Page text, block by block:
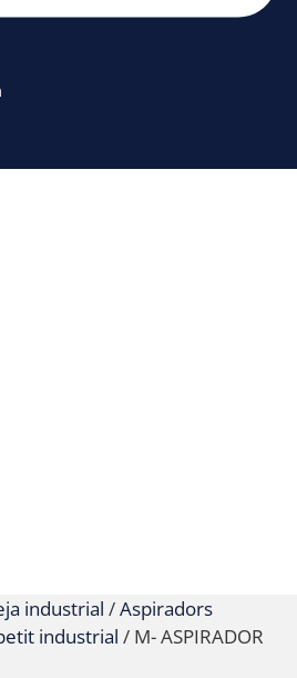
industrial /Aspiradors
industrial / M- ASPIRADOR